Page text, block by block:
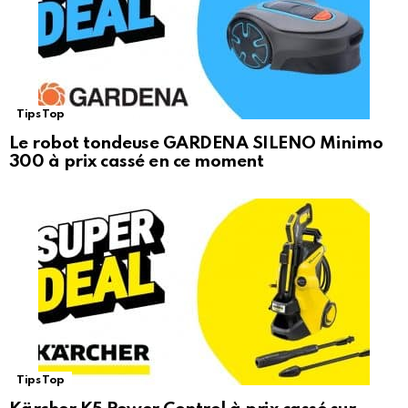
Tips Top
Le robot tondeuse GARDENA SILENO Minimo
300 à prix cassé en ce moment
Tips Top